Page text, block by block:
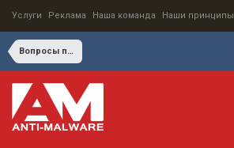
Услуги Реклама Наша команда Наши принципы
Вопросы по Symantec Backup Exec